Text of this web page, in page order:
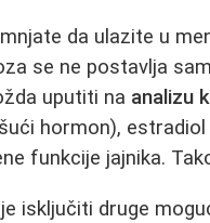
da ulazite u
se ne postavlja
uputiti na analizu
hormon),
funkcije jajnika.
isključiti druge